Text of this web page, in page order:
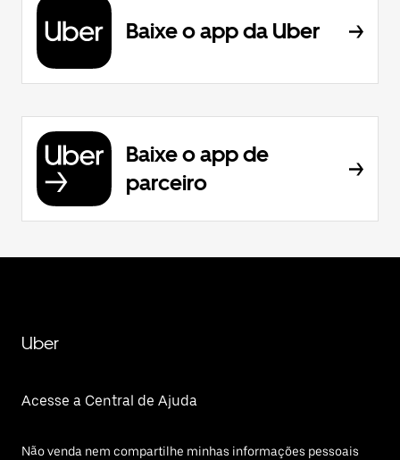
Baixe o app da Uber
Baixe o app de
parceiro
Uber
Acesse a Central de Ajuda
Não venda nem compartilhe minhas informações pessoais